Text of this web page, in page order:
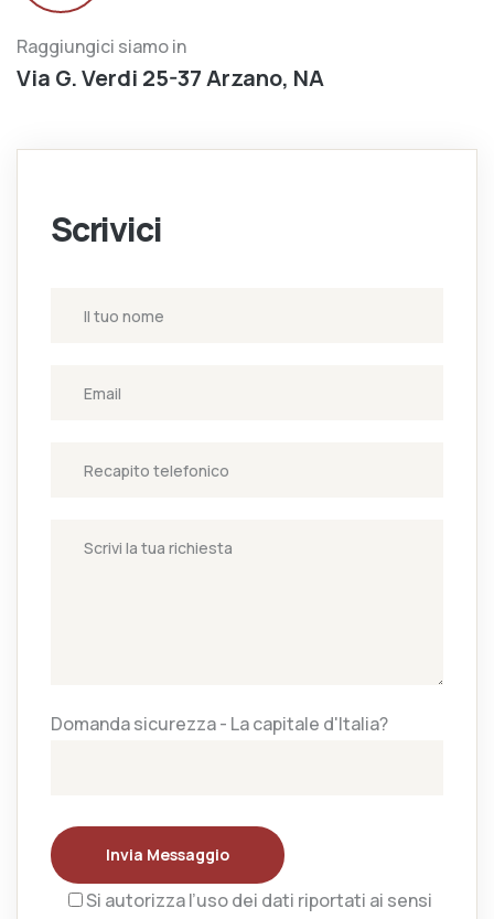
Raggiungici siamo in
Via G. Verdi 25-37 Arzano, NA
Scrivici
Domanda sicurezza - La capitale d'Italia?
Invia Messaggio
Si autorizza l’uso dei dati riportati ai sensi